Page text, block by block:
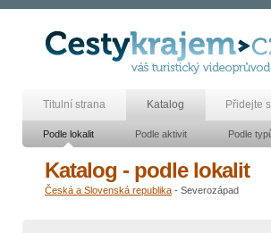
Titulní strana Katalog Přidejte
Podle lokalit Podle aktivit Podle
Katalog - podle lokalit
Česká a Slovenská republika - Severozápad